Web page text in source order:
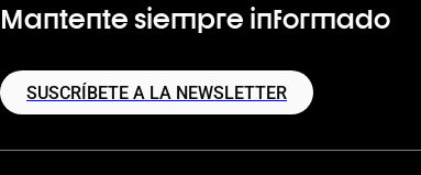
Mantente siempre informado
SUSCRÍBETE A LA NEWSLETTER